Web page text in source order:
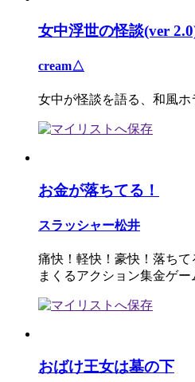
女中浮世の怪談(ver
cream△
女中が怪談を語る、和風ホ
お金が落ちてる！
スラッシャー松井
痛快！軽快！豪快！落ち
まくるアクション集金ゲー
おばけ王女は墓の下